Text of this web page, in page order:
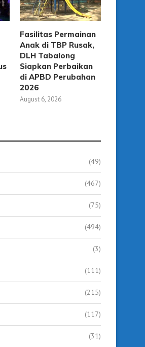
dalam
Tabalong Diminta Jadi
September 20, 2025
Fasilitas Permainan
Anak di TBP Rusak,
DLH Tabalong
Siapkan Perbaikan
di APBD Perubahan
2026
August 6, 2026
(49)
(467)
(75)
(494)
(3)
(111)
(215)
(117)
(31)